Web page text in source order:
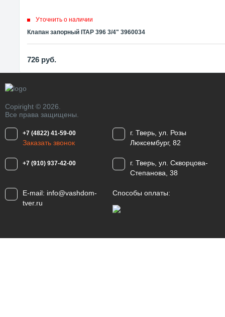
Уточнить о наличии
Клапан запорный ITAP 396 3/4" 3960034
726 руб.
Copiright © 2026.
Все права защищены.
+7 (4822) 41-59-00
Заказать звонок
г. Тверь, ул. Розы
Люксембург, 82
+7 (910) 937-42-00
г. Тверь, ул. Скворцова-
Степанова, 38
E-mail: info@vashdom-
tver.ru
Способы оплаты: